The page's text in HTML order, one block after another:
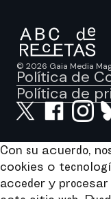
© 2026 Gaia Media
Política de
Política de
Con su acuerdo,
cookies o
acceder y